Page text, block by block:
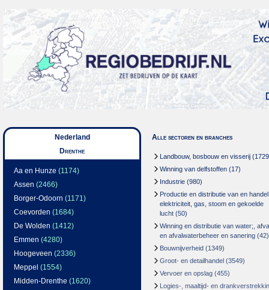
Nederland
Drenthe
Aa en Hunze (1174)
Assen (2466)
Borger-Odoorn (1171)
Coevorden (1684)
De Wolden (1412)
Emmen (4280)
Hoogeveen (2336)
Meppel (1554)
Midden-Drenthe (1620)
Alle sectoren en branches
Landbouw, bosbouw en visserij
Winning van delfstoffen (17)
Industrie (980)
Productie en distributie van en
elektriciteit, gas, stoom en gekoelde
lucht (50)
Winning en distributie van water;,
en afvalwaterbeheer en sanering (42)
Bouwnijverheid (1349)
Groot- en detailhandel (3549)
Vervoer en opslag (455)
Logies-, maaltijd- en